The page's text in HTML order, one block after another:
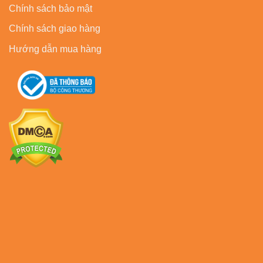
Chính sách bảo mật
Chính sách giao hàng
Hướng dẫn mua hàng